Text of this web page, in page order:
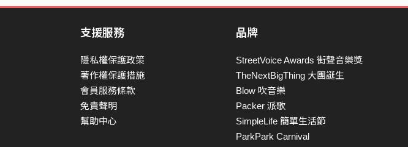
支援服務
隱私權保護政策
著作權保護措施
會員服務條款
免責聲明
幫助中心
品牌
StreetVoice Awards 街聲音樂獎
TheNextBigThing 大團誕生
Blow 吹音樂
Packer 派歌
SimpleLife 簡單生活節
ParkPark Carnival